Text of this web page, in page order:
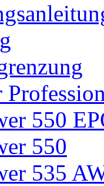
550
550
535